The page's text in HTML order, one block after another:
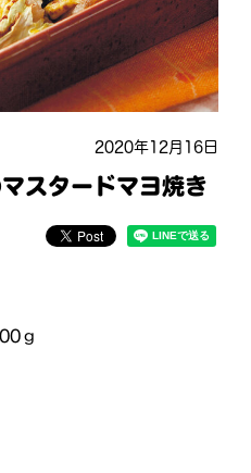
2020年12月16日
スタードマヨ焼き
ｇ